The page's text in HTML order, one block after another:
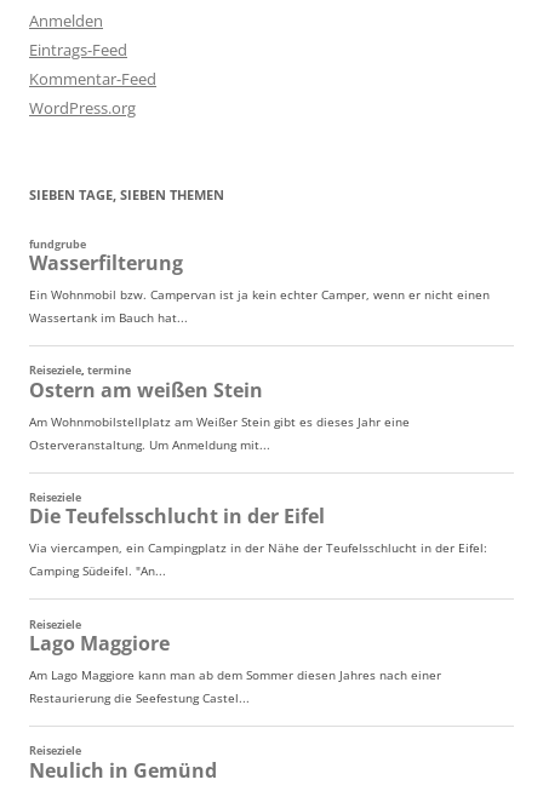
Anmelden
Eintrags-Feed
Kommentar-Feed
WordPress.org
SIEBEN TAGE, SIEBEN THEMEN